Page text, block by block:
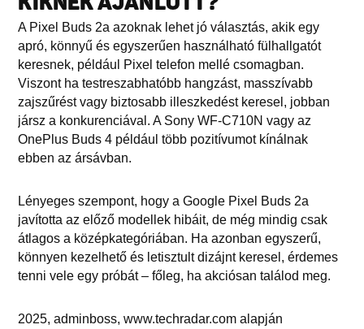
A Pixel Buds 2a azoknak lehet jó választás, akik egy
apró, könnyű és egyszerűen használható fülhallgatót
keresnek, például Pixel telefon mellé csomagban.
Viszont ha testreszabhatóbb hangzást, masszívabb
zajszűrést vagy biztosabb illeszkedést keresel, jobban
jársz a konkurenciával. A Sony WF-C710N vagy az
OnePlus Buds 4 például több pozitívumot kínálnak
ebben az ársávban.
Lényeges szempont, hogy a Google Pixel Buds 2a
javította az előző modellek hibáit, de még mindig csak
átlagos a középkategóriában. Ha azonban egyszerű,
könnyen kezelhető és letisztult dizájnt keresel, érdemes
tenni vele egy próbát – főleg, ha akciósan találod meg.
2025, adminboss, www.techradar.com alapján